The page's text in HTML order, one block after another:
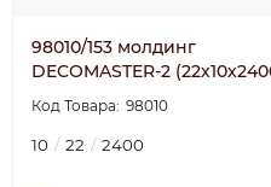
98010/153 молдинг
DECOMASTER-2
98010
10 22 2400